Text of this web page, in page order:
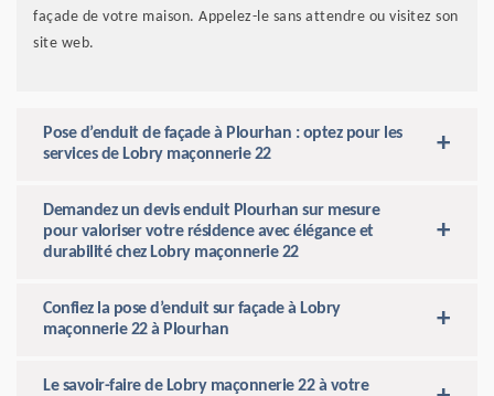
façade de votre maison. Appelez-le sans attendre ou visitez son
site web.
Pose d’enduit de façade à Plourhan : optez pour les
services de Lobry maçonnerie 22
Demandez un devis enduit Plourhan sur mesure
pour valoriser votre résidence avec élégance et
durabilité chez Lobry maçonnerie 22
Confiez la pose d’enduit sur façade à Lobry
maçonnerie 22 à Plourhan
Le savoir-faire de Lobry maçonnerie 22 à votre